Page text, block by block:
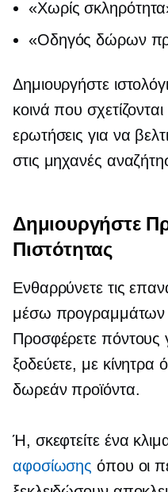
«Χωρίς
«Οδηγός δώρων
Δημιουργήστε
κοινάπου
ερωτήσεις για να
στις μηχανές
Δημιουργήστε
Πιστότητας
Ενθαρρύνετε τις
μέσω προγραμμάτων
Προσφέρετε πόντους
ξοδεύετε, με
δωρεάν προϊόντα.
Ή, σκεφτείτε ένα
αφοσίωσης όπου οι